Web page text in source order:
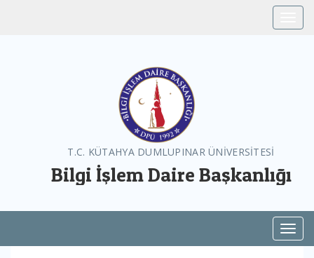
T.C. KÜTAHYA DUMLUPINAR ÜNİVERSİTESİ
Bilgi İşlem Daire Başkanlığı